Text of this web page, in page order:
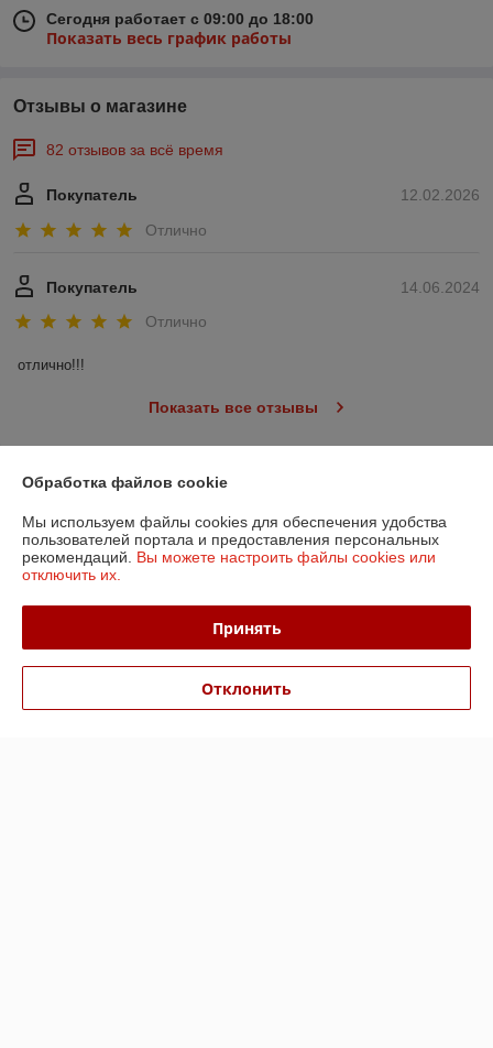
Сегодня работает с 09:00 до 18:00
Показать весь график работы
Отзывы о магазине
82 отзывов за всё время
12.02.2026
Покупатель
Отлично
14.06.2024
Покупатель
Отлично
отлично!!!
Показать все отзывы
О нас
Контакты
Доставка и оплата
Обработка файлов cookie
Мы используем файлы cookies для обеспечения удобства
пользователей портала и предоставления персональных
рекомендаций. Вы можете настроить файлы cookies или
отключить их.
Принять
Отклонить